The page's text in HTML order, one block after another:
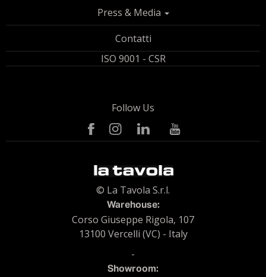
Press & Media
Contatti
ISO 9001 - CSR
Follow Us
© La Tavola S.r.l.
Warehouse:
Corso Giuseppe Rigola, 107
13100 Vercelli (VC) - Italy
-
Showroom: